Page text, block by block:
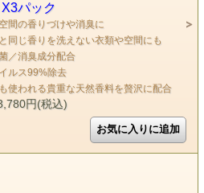
パック
間の香りづけや消臭に
同じ香りを洗えない衣類や空間にも
／消臭成分配合
ルス99%除去
使われる貴重な天然香料を贅沢に配合
円(税込)